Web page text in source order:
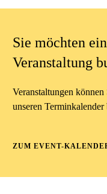
Sie möchten
Veranstaltung
Veranstaltungen
unseren Terminkalender
ZUM EVENT-